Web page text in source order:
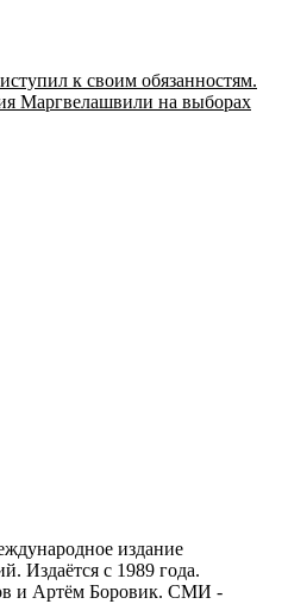
к своим обязанностям.
Маргвелашвили на выборах
издание
Издаётся с 1989 года.
и Артём Боровик. CМИ -